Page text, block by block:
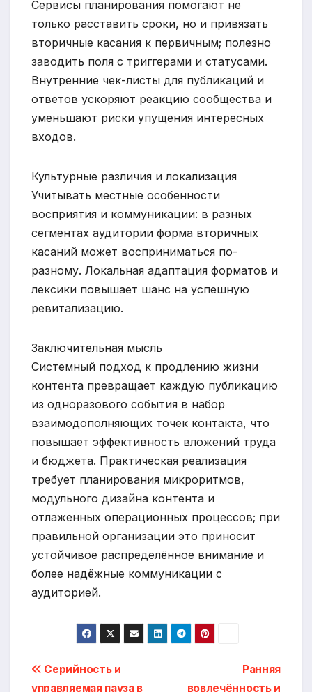
Сервисы планирования помогают не
только расставить сроки, но и привязать
вторичные касания к первичным; полезно
заводить поля с триггерами и статусами.
Внутренние чек-листы для публикаций и
ответов ускоряют реакцию сообщества и
уменьшают риски упущения интересных
входов.
Культурные различия и локализация
Учитывать местные особенности
восприятия и коммуникации: в разных
сегментах аудитории форма вторичных
касаний может восприниматься по-
разному. Локальная адаптация форматов и
лексики повышает шанс на успешную
ревитализацию.
Заключительная мысль
Системный подход к продлению жизни
контента превращает каждую публикацию
из одноразового события в набор
взаимодополняющих точек контакта, что
повышает эффективность вложений труда
и бюджета. Практическая реализация
требует планирования микроритмов,
модульного дизайна контента и
отлаженных операционных процессов; при
правильной организации это приносит
устойчивое распределённое внимание и
более надёжные коммуникации с
аудиторией.
Навигация
Ранняя
вовлечённость и
Серийность и
управляемая пауза в